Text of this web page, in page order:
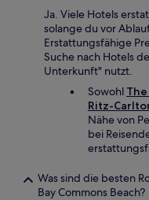
Ja. Viele Hotels
solange du vor
Erstattungsfähige
Suche nach Hotels
Unterkunft" nutzt.
Sowohl
Ritz-
Nähe von
bei
Was sind die besten
Bay Commons Beach?